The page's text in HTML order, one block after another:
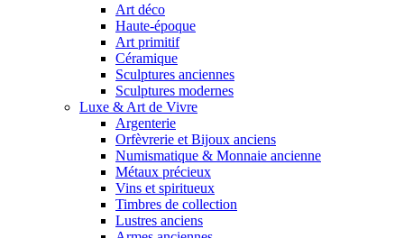
Art déco
Haute-époque
Art primitif
Céramique
Sculptures anciennes
Sculptures modernes
Luxe & Art de Vivre
Argenterie
Orfèvrerie et Bijoux anciens
Numismatique & Monnaie ancienne
Métaux précieux
Vins et spiritueux
Timbres de collection
Lustres anciens